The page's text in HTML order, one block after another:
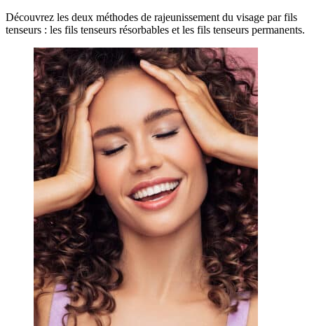
Découvrez les deux méthodes de rajeunissement du visage par fils
tenseurs : les fils tenseurs résorbables et les fils tenseurs permanents.